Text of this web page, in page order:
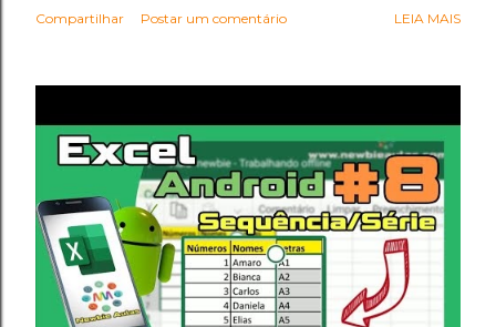
Compartilhar Postar um comentário LEIA MAIS